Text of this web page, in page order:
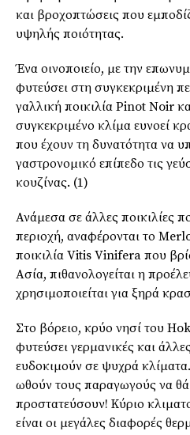
και βροχοπτώσεις που
υψηλής ποιότητας.
Ένα οινοποιείο, με την
φυτεύσει στη συγκεκριμένη
γαλλική ποικιλία Pinot Noir
συγκεκριμένο κλίμα ευνοεί
που έχουν τη δυνατότητα να
γαστρονομικό επίπεδο τις
κουζίνας. (1)
Ανάμεσα σε άλλες ποικιλίες
περιοχή, αναφέρονται το
ποικιλία Vitis Vinifera που
Ασία, πιθανολογείται η
χρησιμοποιείται για ξηρά
Στο βόρειο, κρύο νησί του
φυτεύσει γερμανικές και
ευδοκιμούν σε ψυχρά
ωθούν τους παραγωγούς να
προστατεύσουν! Κύριο
είναι οι μεγάλες διαφορές